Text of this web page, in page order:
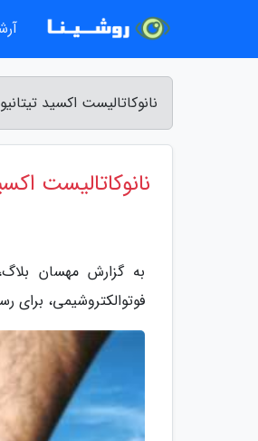
نانوکاتالیست اکسید
نانوکاتالیست
به گزارش مهسان
فوتوالکتروشیمی، برای